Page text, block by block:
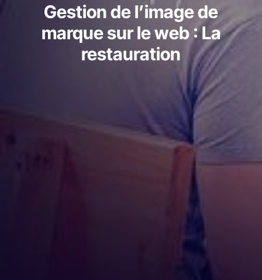
Gestion de l’image de
marque sur le web : La
restauration